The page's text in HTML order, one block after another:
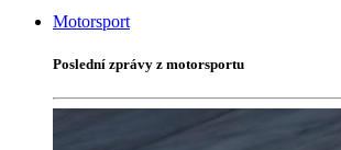
Motorsport
Poslední zprávy z motorsportu